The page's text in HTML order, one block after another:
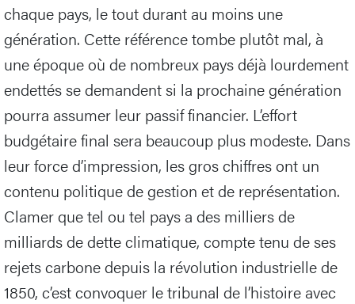
chaque pays, le tout durant au moins une
génération. Cette référence tombe plutôt mal, à
une époque où de nombreux pays déjà lourdement
endettés se demandent si la prochaine génération
pourra assumer leur passif financier. L’effort
budgétaire final sera beaucoup plus modeste. Dans
leur force d’impression, les gros chiffres ont un
contenu politique de gestion et de représentation.
Clamer que tel ou tel pays a des milliers de
milliards de dette climatique, compte tenu de ses
rejets carbone depuis la révolution industrielle de
1850, c’est convoquer le tribunal de l’histoire avec